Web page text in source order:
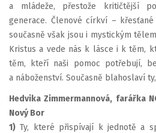
a mládeže, přestože kritičtější
generace. Členové církví –
současně však jsou i mystickým
Kristus a vede nás k lásce i k těm,
těm, kteří naši pomoc potřebují,
a náboženství. Současně blahoslaví
Hedvika Zimmermannová, farářka
Nový Bor
1) Ty, které přispívají k jednotě a